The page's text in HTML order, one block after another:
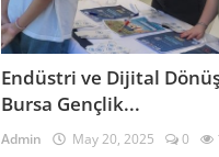
Endüstri ve Dijital
Bursa Gençlik...
Admin May 20, 2025 0